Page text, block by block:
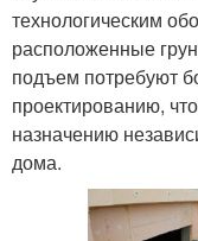
технологическим
расположенные
подъем потребуют
проектированию,
назначению
дома.